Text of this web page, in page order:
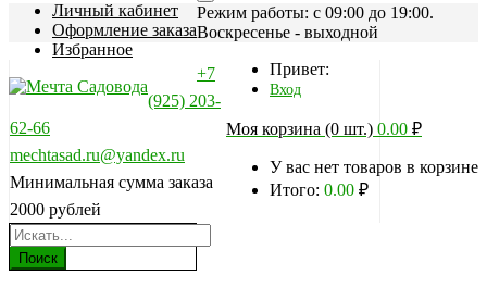
Личный кабинет
Оформление заказа
Избранное
Режим работы: c 09:00 до 19:00.
Воскресенье - выходной
Привет:
Вход
Моя корзина (0 шт.) 0.00 ₽
У вас нет товаров в корзине
Итого: 0.00 ₽
+7
(925) 203-
62-66
mechtasad.ru@yandex.ru
Минимальная сумма заказа
2000 рублей
Поиск